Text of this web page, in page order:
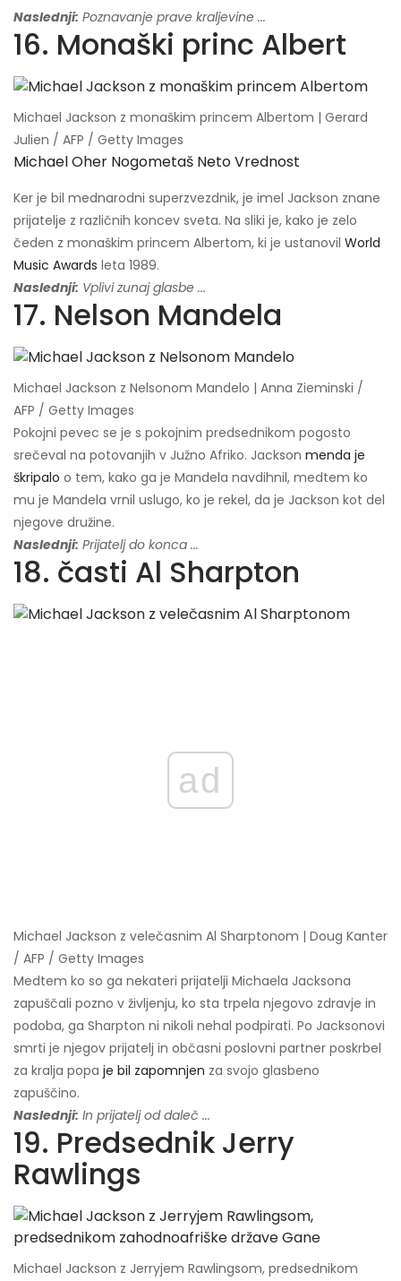
Naslednji: Poznavanje prave kraljevine ...
16. Monaški princ Albert
Michael Jackson z monaškim princem Albertom | Gerard
Julien / AFP / Getty Images
Michael Oher Nogometaš Neto Vrednost
Ker je bil mednarodni superzvezdnik, je imel Jackson znane
prijatelje z različnih koncev sveta. Na sliki je, kako je zelo
čeden z monaškim princem Albertom, ki je ustanovil World
Music Awards leta 1989.
Naslednji: Vplivi zunaj glasbe ...
17. Nelson Mandela
Michael Jackson z Nelsonom Mandelo | Anna Zieminski /
AFP / Getty Images
Pokojni pevec se je s pokojnim predsednikom pogosto
srečeval na potovanjih v Južno Afriko. Jackson menda je
škripalo o tem, kako ga je Mandela navdihnil, medtem ko
mu je Mandela vrnil uslugo, ko je rekel, da je Jackson kot del
njegove družine.
Naslednji: Prijatelj do konca ...
18. časti Al Sharpton
ad
Michael Jackson z velečasnim Al Sharptonom | Doug Kanter
/ AFP / Getty Images
Medtem ko so ga nekateri prijatelji Michaela Jacksona
zapuščali pozno v življenju, ko sta trpela njegovo zdravje in
podoba, ga Sharpton ni nikoli nehal podpirati. Po Jacksonovi
smrti je njegov prijatelj in občasni poslovni partner poskrbel
za kralja popa je bil zapomnjen za svojo glasbeno
zapuščino.
Naslednji: In prijatelj od daleč ...
19. Predsednik Jerry
Rawlings
Michael Jackson z Jerryjem Rawlingsom, predsednikom